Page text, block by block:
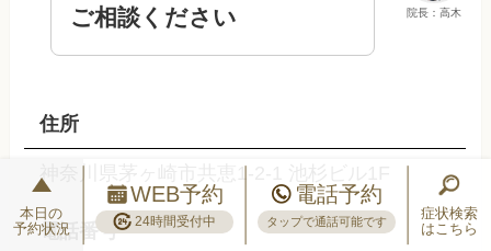
院長：高木
ご相談ください
住所
神奈川県茅ヶ崎市共恵1-2-1 池杉ビル1F
電話番号
本日の
予約状況
WEB予約
24時間受付中
電話予約
タップで通話可能です
症状検索
はこちら